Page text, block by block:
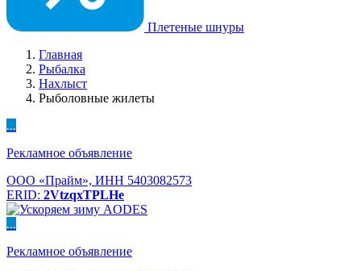
Плетеные шнуры
Главная
Рыбалка
Нахлыст
Рыболовные жилеты
...
Рекламное объявление
ООО «Прайм», ИНН 5403082573
ERID: 2VtzqxTPLHe
...
Рекламное объявление